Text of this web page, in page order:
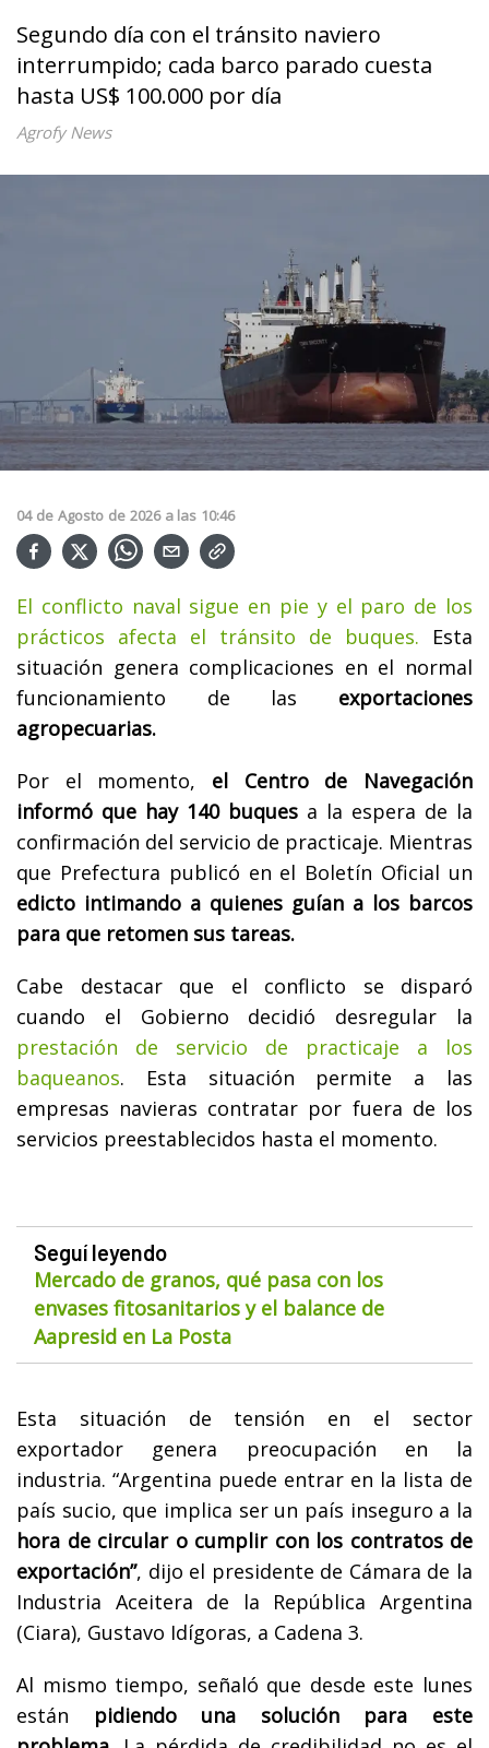
Segundo día con el tránsito naviero
interrumpido; cada barco parado cuesta
hasta US$ 100.000 por día
Agrofy News
04 de Agosto de 2026 a las 10:46
El conflicto naval sigue en pie y el paro de los
prácticos afecta el tránsito de buques. Esta
situación genera complicaciones en el normal
funcionamiento de las exportaciones
agropecuarias.
Por el momento, el Centro de Navegación
informó que hay 140 buques a la espera de la
confirmación del servicio de practicaje. Mientras
que Prefectura publicó en el Boletín Oficial un
edicto intimando a quienes guían a los barcos
para que retomen sus tareas.
Cabe destacar que el conflicto se disparó
cuando el Gobierno decidió desregular la
prestación de servicio de practicaje a los
baqueanos. Esta situación permite a las
empresas navieras contratar por fuera de los
servicios preestablecidos hasta el momento.
Seguí leyendo
Mercado de granos, qué pasa con los
envases fitosanitarios y el balance de
Aapresid en La Posta
Esta situación de tensión en el sector
exportador genera preocupación en la
industria. “Argentina puede entrar en la lista de
país sucio, que implica ser un país inseguro a la
hora de circular o cumplir con los contratos de
exportación”, dijo el presidente de Cámara de la
Industria Aceitera de la República Argentina
(Ciara), Gustavo Idígoras, a Cadena 3.
Al mismo tiempo, señaló que desde este lunes
están pidiendo una solución para este